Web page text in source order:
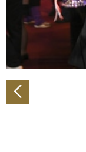
analysieren.
Verwendung
soziale Medien,
Partner führen
weiteren Daten
gesammelt haben.